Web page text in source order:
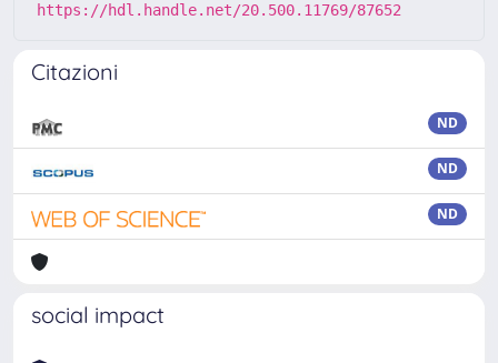
https://hdl.handle.net/20.500.11769/87652
Citazioni
ND
ND
ND
social impact